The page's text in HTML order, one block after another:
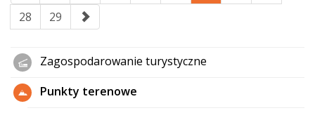
28
29
Zagospodarowanie turystyczne
Punkty terenowe